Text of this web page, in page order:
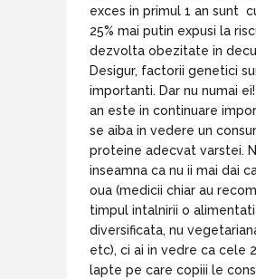
exces in primul 1 an sunt
25% mai putin expusi la
dezvolta obezitate in
Desigur, factorii genetici
importanti. Dar nu numai
an este in continuare
se aiba in vedere un
proteine adecvat varstei.
inseamna ca nu ii mai dai
oua (medicii chiar au
timpul intalnirii o
diversificata, nu
etc), ci ai in vedre ca cele
lapte pe care copiii le